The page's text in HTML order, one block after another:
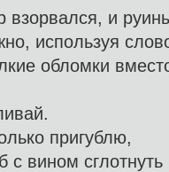
взорвался, и
используя
обломки
пригублю,
с вином